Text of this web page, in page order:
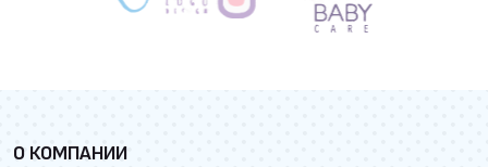
О КОМПАНИИ